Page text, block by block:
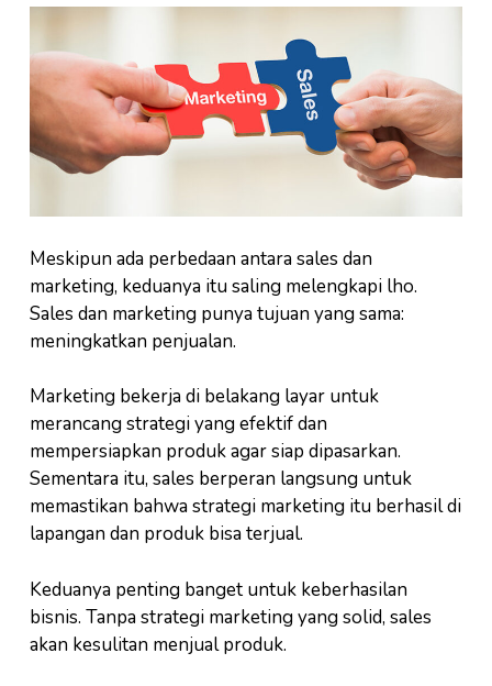
Meskipun ada perbedaan antara sales dan
marketing, keduanya itu saling melengkapi lho.
Sales dan marketing punya tujuan yang sama:
meningkatkan penjualan.
Marketing bekerja di belakang layar untuk
merancang strategi yang efektif dan
mempersiapkan produk agar siap dipasarkan.
Sementara itu, sales berperan langsung untuk
memastikan bahwa strategi marketing itu berhasil di
lapangan dan produk bisa terjual.
Keduanya penting banget untuk keberhasilan
bisnis. Tanpa strategi marketing yang solid, sales
akan kesulitan menjual produk.